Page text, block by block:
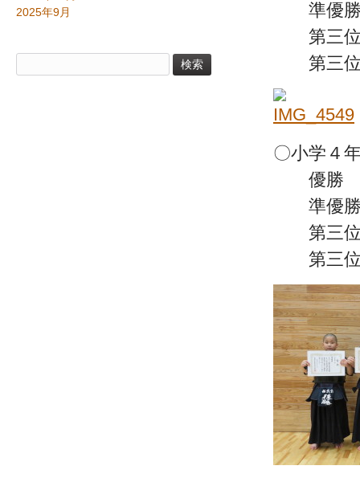
準優勝
第三位
第三位
〇小学４
優勝
準優勝
第三位
第三位
2025年9月
索: